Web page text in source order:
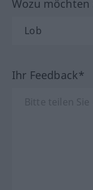
Wozu möchten
Ihr Feedback*